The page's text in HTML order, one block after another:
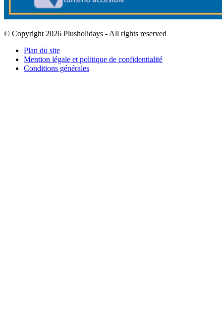
© Copyright 2026 Plusholidays - All rights reserved
Plan du site
Mention légale et politique de confidentialité
Conditions générales